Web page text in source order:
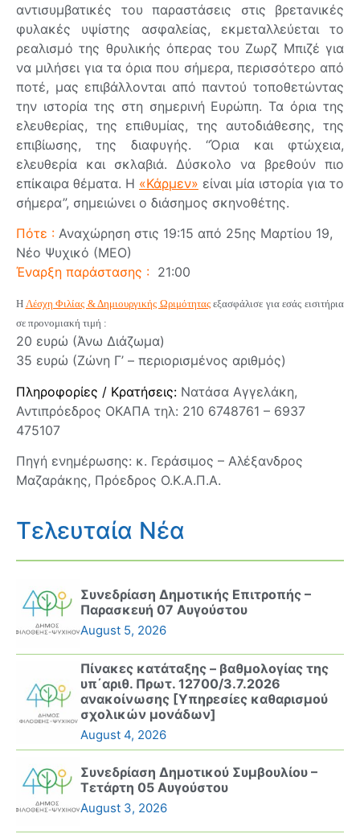
αντισυμβατικές του παραστάσεις στις βρετανικές
φυλακές υψίστης ασφαλείας, εκμεταλλεύεται το
ρεαλισμό της θρυλικής όπερας του Ζωρζ Μπιζέ για
να μιλήσει για τα όρια που σήμερα, περισσότερο από
ποτέ, μας επιβάλλονται από παντού τοποθετώντας
την ιστορία της στη σημερινή Ευρώπη. Τα όρια της
ελευθερίας, της επιθυμίας, της αυτοδιάθεσης, της
επιβίωσης, της διαφυγής. “Όρια και φτώχεια,
ελευθερία και σκλαβιά. Δύσκολο να βρεθούν πιο
επίκαιρα θέματα. Η «Κάρμεν» είναι μία ιστορία για το
σήμερα”, σημειώνει ο διάσημος σκηνοθέτης.
Πότε : Αναχώρηση στις 19:15 από 25ης Μαρτίου 19,
Νέο Ψυχικό (ΜΕΟ)
Έναρξη παράστασης : 21:00
Η Λέσχη Φιλίας & Δημιουργικής Ωριμότηταςεξασφάλισε για εσάς εισιτήρια
σε προνομιακή τιμή :
20 ευρώ (Άνω Διάζωμα)
35 ευρώ (Ζώνη Γ’ – περιορισμένος αριθμός)
Πληροφορίες / Κρατήσεις: Νατάσα Αγγελάκη,
Αντιπρόεδρος ΟΚΑΠΑ τηλ: 210 6748761 – 6937
475107
Πηγή ενημέρωσης: κ. Γεράσιμος – Αλέξανδρος
Μαζαράκης, Πρόεδρος Ο.Κ.Α.Π.Α.
Τελευταία Νέα
Συνεδρίαση Δημοτικής Επιτροπής –
Παρασκευή 07 Αυγούστου
August 5, 2026
Πίνακες κατάταξης – βαθμολογίας της
υπ΄αριθ. Πρωτ. 12700/3.7.2026
ανακοίνωσης [Υπηρεσίες καθαρισμού
σχολικών μονάδων]
August 4, 2026
Συνεδρίαση Δημοτικού Συμβουλίου –
Τετάρτη 05 Αυγούστου
August 3, 2026